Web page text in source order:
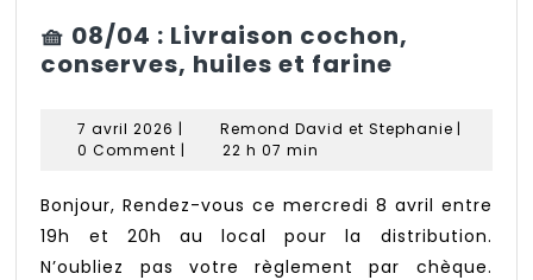
🧺 08/04 : Livraison cochon,
conserves, huiles et farine
:
Livraison
huiles
et
7 avril 2026 7
avril
| Remond David et StephanieRemond
|
0 Comment | 22 h 07 min
Bonjour, Rendez-vous ce mercredi 8 avril entre
19h et 20h au local pour la distribution.
N’oubliez pas votre règlement par chèque.